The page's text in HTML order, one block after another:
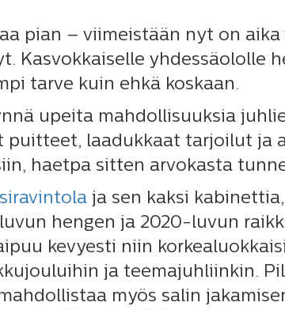
pian – viimeistään nyt on
Kasvokkaiselle yhdessäololle
tarve kuin ehkä koskaan.
upeita mahdollisuuksia
puitteet, laadukkaat tarjoilut ja
haetpa sitten arvokasta
ja sen kaksi kabinettia,
hengen ja 2020-luvun
kevyesti niin
ja teemajuhliinkin.
myös salin